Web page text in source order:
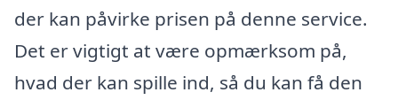
der kan påvirke prisen på denne service.
Det er vigtigt at være opmærksom på,
hvad der kan spille ind, så du kan få den